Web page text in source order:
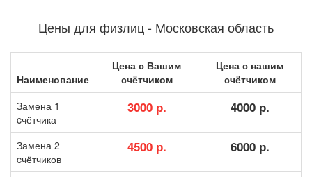
Цены для физлиц - Московская область
Наименование
Цена с Вашим
счётчиком
Цена с нашим
счётчиком
Замена 1
cчётчика
3000 р. 4000 р.
Замена 2
cчётчиков
4500 р. 6000 р.